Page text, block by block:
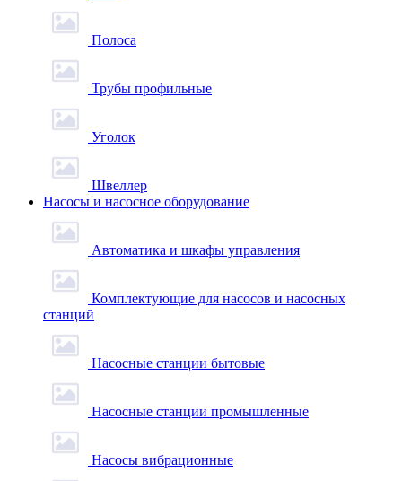
Полоса
Трубы профильные
Уголок
Швеллер
Насосы и насосное оборудование
Автоматика и шкафы управления
Комплектующие для насосов и насосных
станций
Насосные станции бытовые
Насосные станции промышленные
Насосы вибрационные